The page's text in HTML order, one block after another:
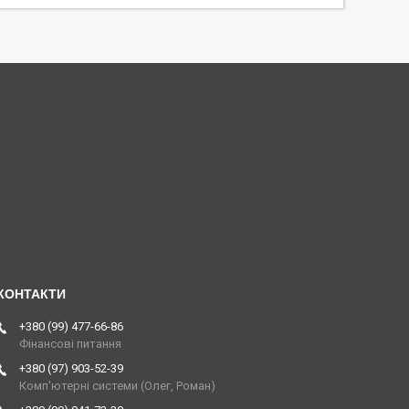
+380 (99) 477-66-86
Фінансові питання
+380 (97) 903-52-39
Комп'ютерні системи (Олег, Роман)